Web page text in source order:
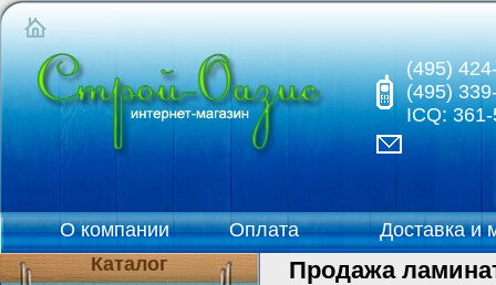
О компании Оплата Доставка и
(495)
(495)
ICQ:
Каталог Продажа